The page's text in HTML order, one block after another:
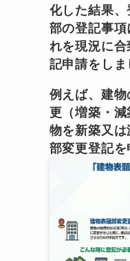
化した結果
部の登記事
れを現況に
記申請をしま
例えば、建
更（増築・
物を新築又
部変更登記を